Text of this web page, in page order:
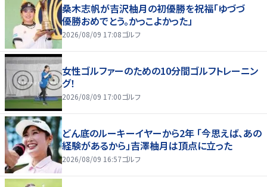
桑木志帆が吉沢柚月の初優勝を祝福「ゆづづ
優勝おめでとう。かっこよかった」
2026/08/09 17:08ゴルフ
女性ゴルファーのための10分間ゴルフトレーニン
グ！
2026/08/09 17:00ゴルフ
どん底のルーキーイヤーから2年 「今思えば、あの
経験があるから」吉澤柚月は頂点に立った
2026/08/09 16:57ゴルフ